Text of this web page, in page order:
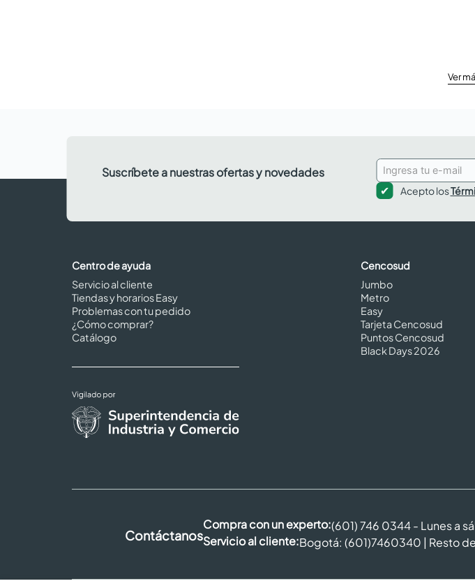
Ver
Suscríbete a nuestras ofertas y novedades
Acepto los
Centro de ayuda
Servicio al cliente
Tiendas y horarios Easy
Problemas con tu pedido
¿Cómo comprar?
Catálogo
Cencosud
Jumbo
Metro
Easy
Tarjeta Cencosud
Puntos Cencosud
Black Days 2026
Contáctanos
Compra con un experto:(601) 746 0344 - Lunes a
Servicio al cliente:Bogotá: (601)7460340 | Resto